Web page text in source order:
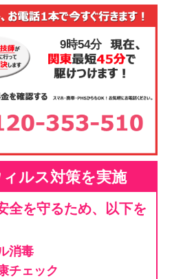
9時54分
ルス対策を実施
全を守るため、以下を
消毒
チェック